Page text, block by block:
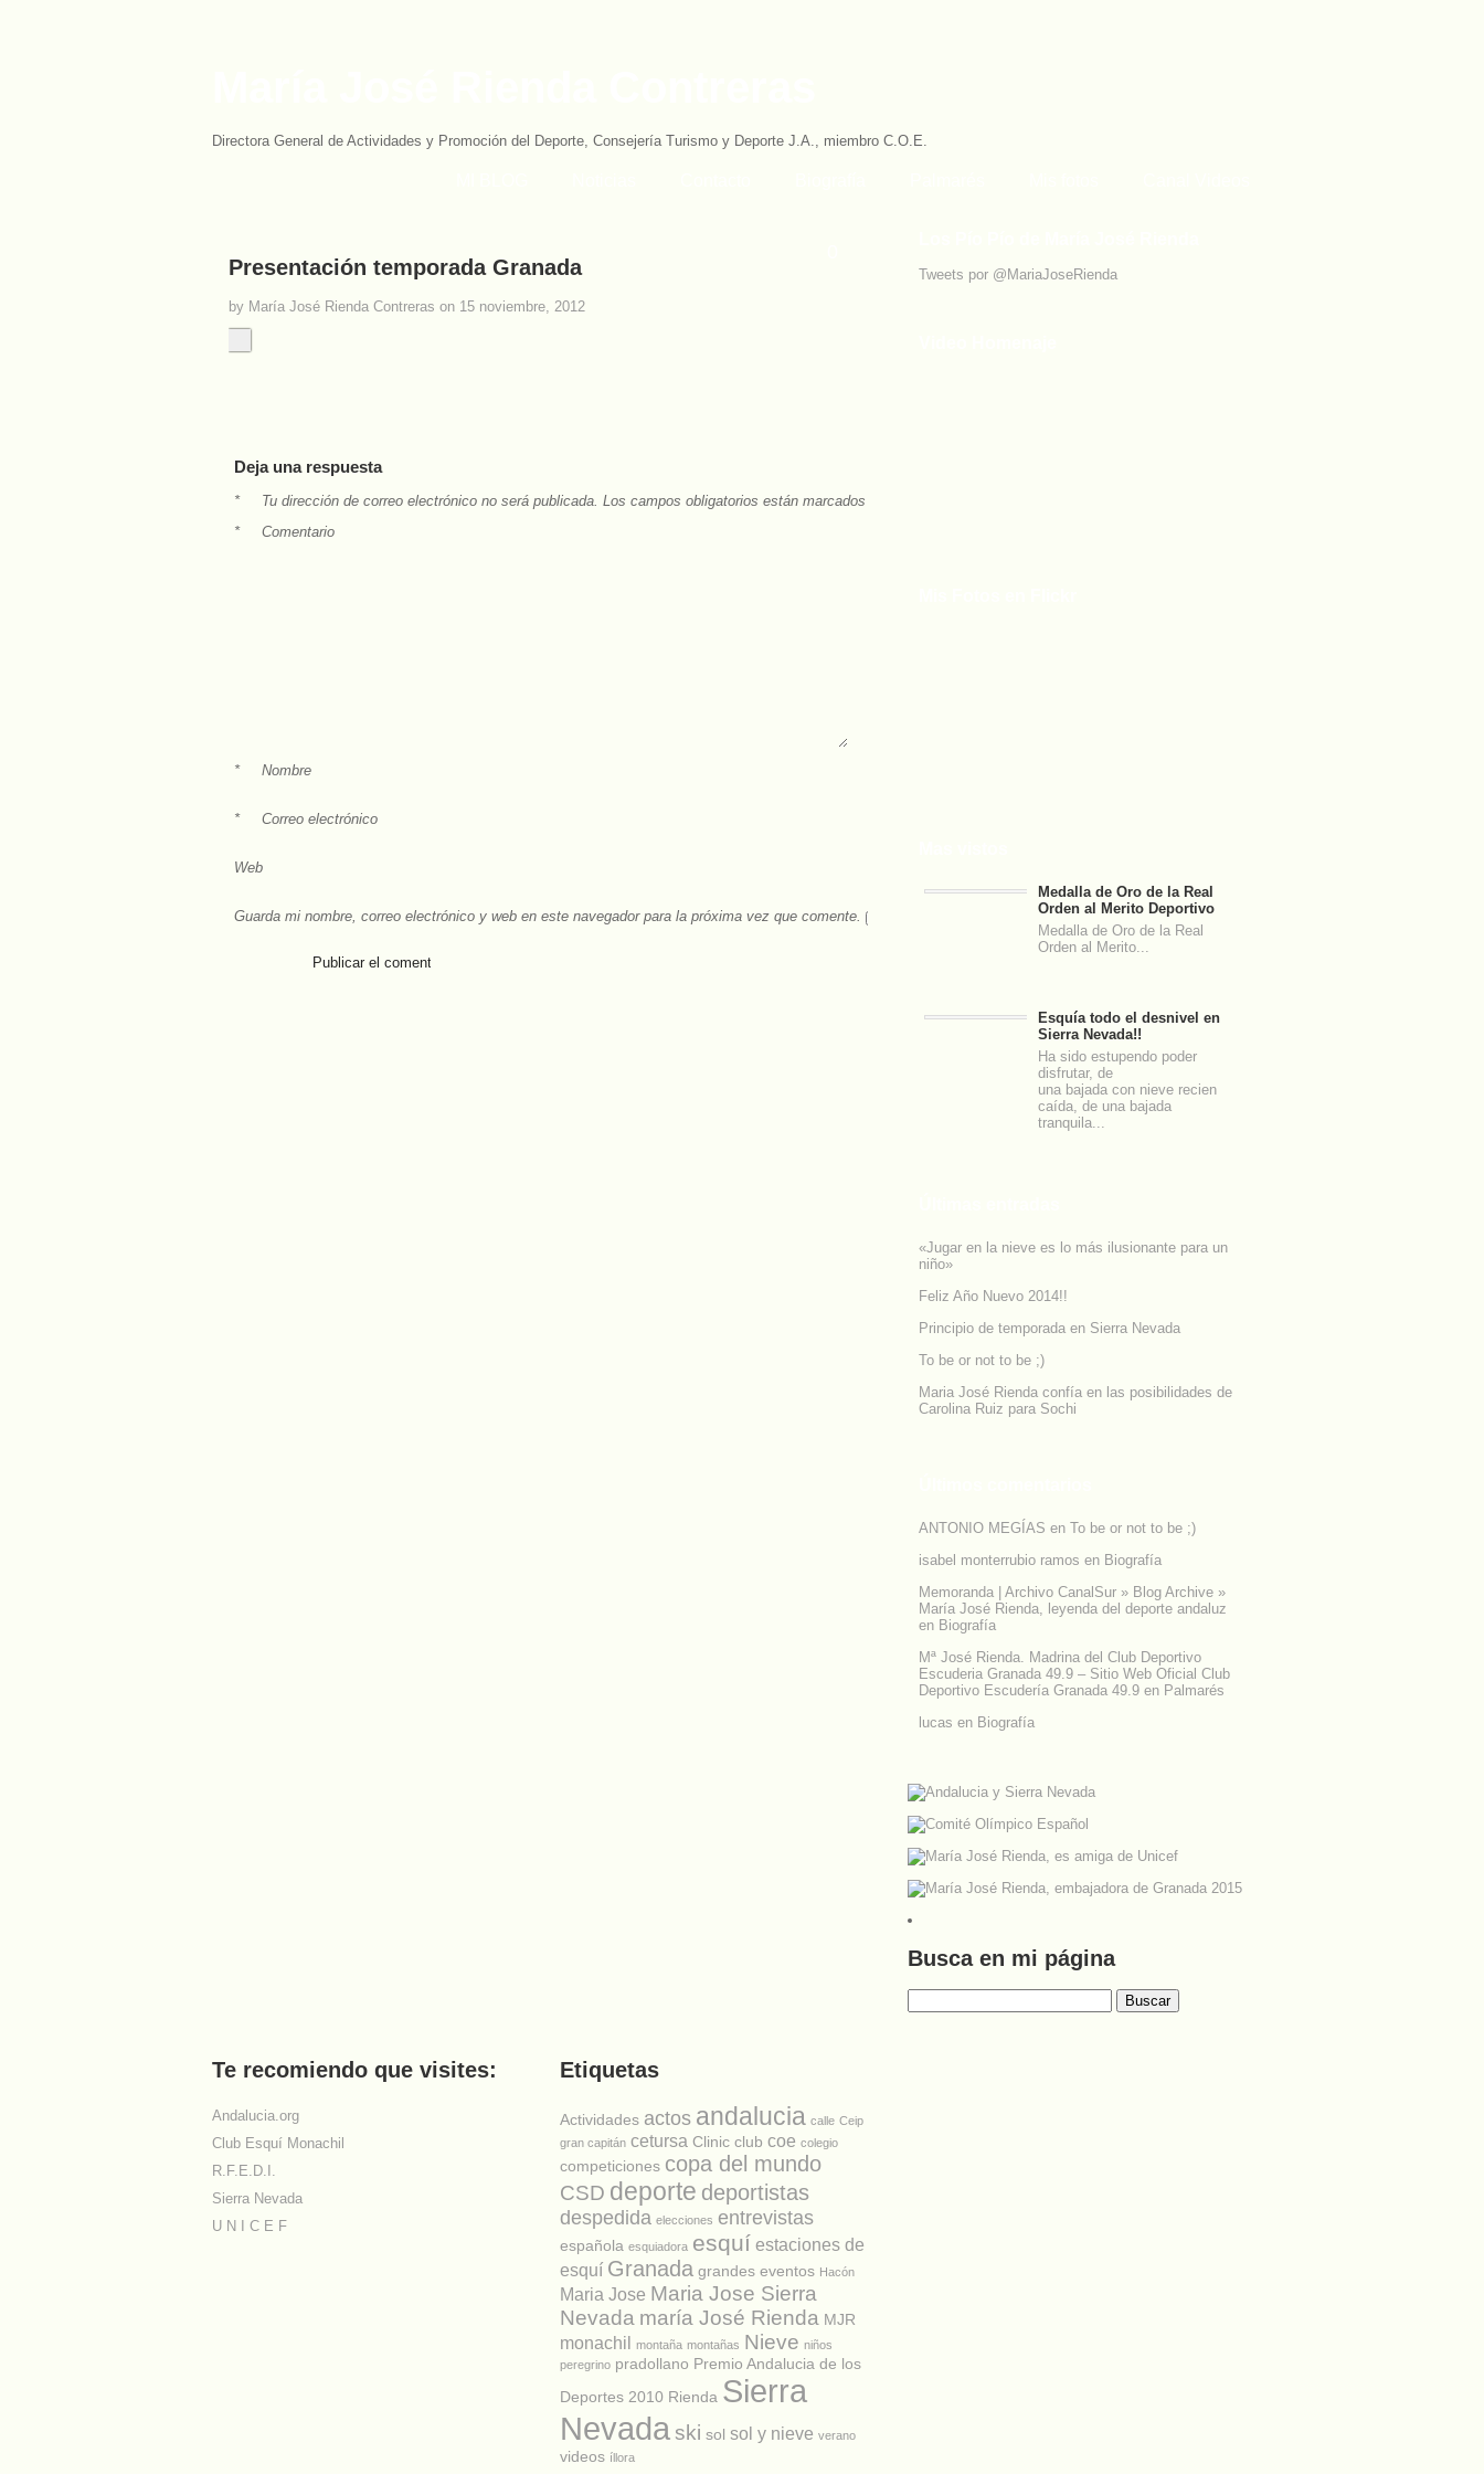
Directora General de Actividades y Promoción del Deporte, Consejería Turismo y Deporte J.A., miembro C.O.E.
Presentación temporada Granada
by María José Rienda Contreras on 15 noviembre, 2012
Deja una respuesta
Tu dirección de correo electrónico no será publicada. Los campos obligatorios están marcados con
*
Comentario
*
Nombre
*
Correo electrónico
*
Web
Guarda mi nombre, correo electrónico y web en este navegador para la próxima vez que comente.
Tweets por @MariaJoseRienda
Medalla de Oro de la Real
Orden al Merito Deportivo
Medalla de Oro de la Real
Orden al Merito...
Esquía todo el desnivel en
Sierra Nevada!!
Ha sido estupendo poder
disfrutar, de
una bajada con nieve recien
caída, de una bajada
tranquila...
«Jugar en la nieve es lo más ilusionante para un
niño»
Feliz Año Nuevo 2014!!
Principio de temporada en Sierra Nevada
To be or not to be ;)
Maria José Rienda confía en las posibilidades de
Carolina Ruiz para Sochi
ANTONIO MEGÍAS en To be or not to be ;)
isabel monterrubio ramos en Biografía
Memoranda | Archivo CanalSur » Blog Archive »
María José Rienda, leyenda del deporte andaluz
en Biografía
Mª José Rienda. Madrina del Club Deportivo
Escuderia Granada 49.9 – Sitio Web Oficial Club
Deportivo Escudería Granada 49.9 en Palmarés
lucas en Biografía
Busca en mi página
Te recomiendo que visites:
Andalucia.org
Club Esquí Monachil
R.F.E.D.I.
Sierra Nevada
U N I C E F
Etiquetas
Actividades actos andalucia calle Ceip
gran capitán cetursa Clinic club coe colegio
competiciones copa del mundo
CSD deporte deportistas
despedida elecciones entrevistas
española esquiadora esquí estaciones de
esquí Granada grandes eventos Hacón
Maria Jose Maria Jose Sierra
Nevada maría José Rienda MJR
monachil montaña montañas Nieve niños
peregrino pradollano Premio Andalucia de los
Deportes 2010 Rienda Sierra
Nevada ski sol sol y nieve verano
videos íllora